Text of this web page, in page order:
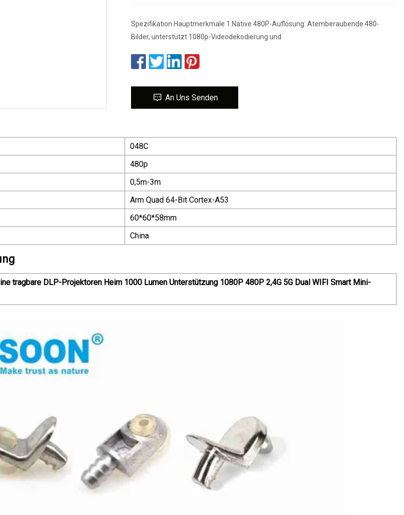
Spezifikation Hauptmerkmale 1.Native 480P-Auflösung: Atemberaubende 480-
Bilder, unterstützt 1080p-Videodekodierung und
An Uns Senden
048C
480p
0,5m-3m
Arm Quad 64-Bit Cortex-A53
60*60*58mm
China
tragbare DLP-Projektoren Heim 1000 Lumen Unterstützung 1080P 480P 2,4G 5G Dual WIFI Smart Mini-